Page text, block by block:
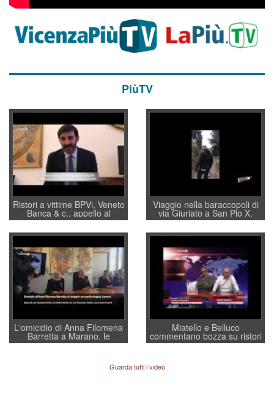
PiùTV
Ristori a vittime BPVi, Veneto
Banca & c., appello al
sottosegretario Alessio
Villarosa: per mettere ordine
convochi con Di Maio CNCU
a supporto della cabina di
regia al Mef
Viaggio nella baraccopoli di
via Giuriato a San Pio X.
Vicenza ai Vicentini: “faremo
un regalo di Natale ai
residenti”
L'omicidio di Anna Filomena
Barretta a Marano, le
indagini dei carabinieri di
Lavarra: più avvincenti di
quelle di... Barbara D'Urso
Miatello e Belluco
commentano bozza su ristori
BPVi e Veneto Banca
Guarda tutti i video